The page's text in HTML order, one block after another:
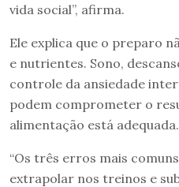
vida social”, afirma.
Ele explica que o preparo
e nutrientes. Sono,
controle da ansiedade
podem comprometer o
alimentação está adequada.
“Os três erros mais
extrapolar nos treinos e